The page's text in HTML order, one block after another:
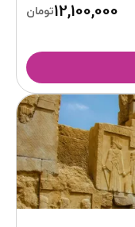
12,100,000تومان